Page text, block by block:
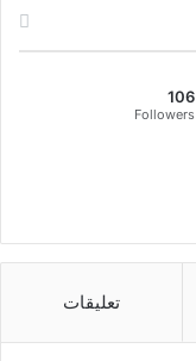
106
Followers
تعليقات